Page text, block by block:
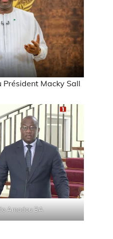
Président Macky Sall
Amadou BA